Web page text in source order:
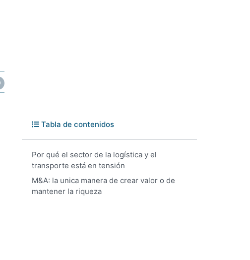
Tabla de contenidos
Por qué el sector de la logística y el
transporte está en tensión
M&A: la unica manera de crear valor o de
mantener la riqueza